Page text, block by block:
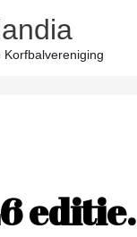
Korfbalvereniging
editie.